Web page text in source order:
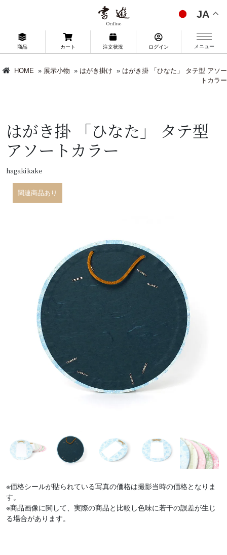
JA
商品 カート 注文状況 ログイン メニュー
HOME » 展示小物 » はがき掛け » はがき掛 「ひなた」 タテ型 アソー
トカラー
はがき掛 「ひなた」 タテ型
アソートカラー
hagakikake
関連商品あり
※価格シールが貼られている写真の価格は撮影当時の価格となりま
す。
※商品画像に関して、実際の商品と比較し色味に若干の誤差が生じ
る場合があります。